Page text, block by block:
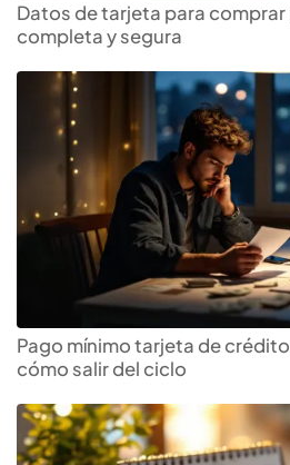
Datos de tarjeta para
completa y segura
Pago mínimo tarjeta de
cómo salir del ciclo